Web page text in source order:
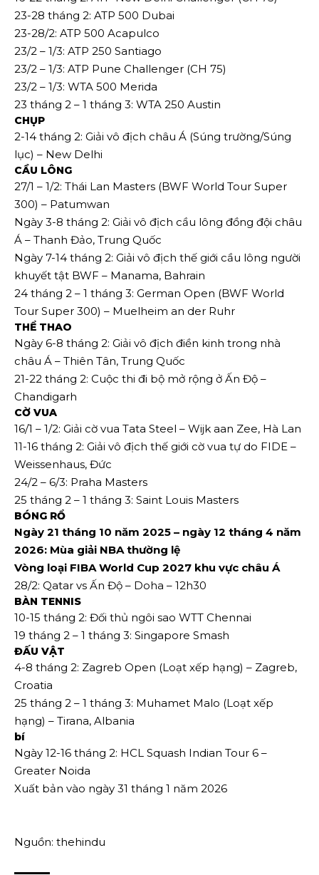
23-28 tháng 2: ATP 500 Dubai
23-28/2: ATP 500 Acapulco
23/2 – 1/3: ATP 250 Santiago
23/2 – 1/3: ATP Pune Challenger (CH 75)
23/2 – 1/3: WTA 500 Merida
23 tháng 2 – 1 tháng 3: WTA 250 Austin
CHỤP
2-14 tháng 2: Giải vô địch châu Á (Súng trường/Súng
lục) – New Delhi
CẦU LÔNG
27/1 – 1/2: Thái Lan Masters (BWF World Tour Super
300) – Patumwan
Ngày 3-8 tháng 2: Giải vô địch cầu lông đồng đội châu
Á – Thanh Đảo, Trung Quốc
Ngày 7-14 tháng 2: Giải vô địch thế giới cầu lông người
khuyết tật BWF – Manama, Bahrain
24 tháng 2 – 1 tháng 3: German Open (BWF World
Tour Super 300) – Muelheim an der Ruhr
THỂ THAO
Ngày 6-8 tháng 2: Giải vô địch điền kinh trong nhà
châu Á – Thiên Tân, Trung Quốc
21-22 tháng 2: Cuộc thi đi bộ mở rộng ở Ấn Độ –
Chandigarh
CỜ VUA
16/1 – 1/2: Giải cờ vua Tata Steel – Wijk aan Zee, Hà Lan
11-16 tháng 2: Giải vô địch thế giới cờ vua tự do FIDE –
Weissenhaus, Đức
24/2 – 6/3: Praha Masters
25 tháng 2 – 1 tháng 3: Saint Louis Masters
BÓNG RỔ
Ngày 21 tháng 10 năm 2025 – ngày 12 tháng 4 năm
2026: Mùa giải NBA thường lệ
Vòng loại FIBA ​​World Cup 2027 khu vực châu Á
28/2: Qatar vs Ấn Độ – Doha – 12h30
BÀN TENNIS
10-15 tháng 2: Đối thủ ngôi sao WTT Chennai
19 tháng 2 – 1 tháng 3: Singapore Smash
ĐẤU VẬT
4-8 tháng 2: Zagreb Open (Loạt xếp hạng) – Zagreb,
Croatia
25 tháng 2 – 1 tháng 3: Muhamet Malo (Loạt xếp
hạng) – Tirana, Albania
bí
Ngày 12-16 tháng 2: HCL Squash Indian Tour 6 –
Greater Noida
Xuất bản vào ngày 31 tháng 1 năm 2026
Nguồn: thehindu